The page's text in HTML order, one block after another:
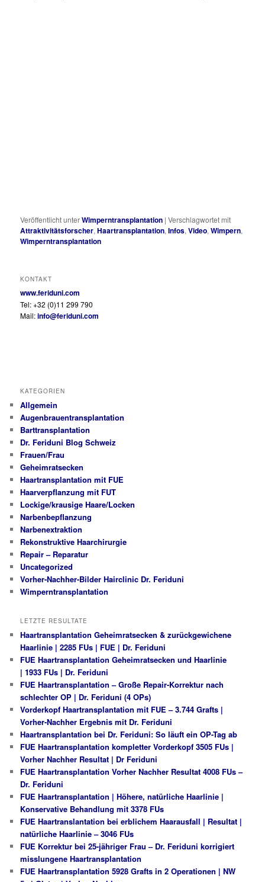
Veröffentlicht unterWimperntransplantation |Verschlagwortet mit
Attraktivitätsforscher,Haartransplantation,Infos,Video,Wimpern,
Wimperntransplantation
KONTAKT
www.feriduni.com
Tel: +32 (0)11 299 790
Mail:info@feriduni.com
KATEGORIEN
Allgemein
Augenbrauentransplantation
Barttransplantation
Dr. Feriduni Blog Schweiz
Frauen/Frau
Geheimratsecken
Haartransplantation mit FUE
Haarverpflanzung mit FUT
Lockige/krausige Haare/Locken
Narbenbepflanzung
Narbenextraktion
Rekonstruktive Haarchirurgie
Repair – Reparatur
Uncategorized
Vorher-Nachher-Bilder Hairclinic Dr. Feriduni
Wimperntransplantation
LETZTE RESULTATE
Haartransplantation Geheimratsecken & zurückgewichene
Haarlinie | 2285 FUs | FUE | Dr. Feriduni
FUE Haartransplantation Geheimratsecken und Haarlinie
| 1933 FUs | Dr. Feriduni
FUE Haartransplantation – Große Repair-Korrektur nach
schlechter OP | Dr. Feriduni (4 OPs)
Vorderkopf Haartransplantation mit FUE – 3.744 Grafts |
Vorher-Nachher Ergebnis mit Dr. Feriduni
Haartransplantation bei Dr. Feriduni: So läuft ein OP-Tag ab
FUE Haartransplantation kompletter Vorderkopf 3505 FUs |
Vorher Nachher Resultat | Dr Feriduni
FUE Haartransplantation Vorher Nachher Resultat 4008 FUs –
Dr. Feriduni
FUE Haartransplantation | Höhere, natürliche Haarlinie |
Konservative Behandlung mit 3378 FUs
FUE Haartranslantation bei erblichem Haarausfall | Resultat |
natürliche Haarlinie – 3046 FUs
FUE Korrektur bei 25-jähriger Frau – Dr. Feriduni korrigiert
misslungene Haartransplantation
FUE Haartransplantation 5928 Grafts in 2 Operationen | NW